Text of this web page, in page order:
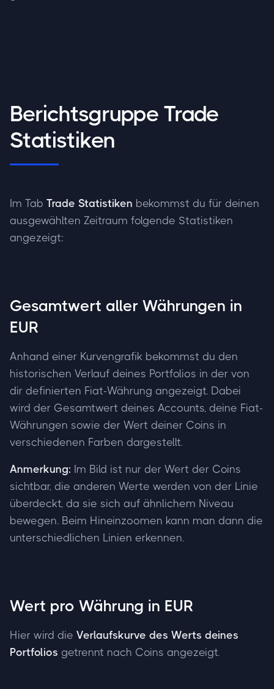
Berichtsgruppe Trade
Statistiken
Im Tab Trade Statistiken bekommst du für deinen
ausgewählten Zeitraum folgende Statistiken
angezeigt:
Gesamtwert aller Währungen in
EUR
Anhand einer Kurvengrafik bekommst du den
historischen Verlauf deines Portfolios in der von
dir definierten Fiat-Währung angezeigt. Dabei
wird der Gesamtwert deines Accounts, deine Fiat-
Währungen sowie der Wert deiner Coins in
verschiedenen Farben dargestellt.
Anmerkung: Im Bild ist nur der Wert der Coins
sichtbar, die anderen Werte werden von der Linie
überdeckt, da sie sich auf ähnlichem Niveau
bewegen. Beim Hineinzoomen kann man dann die
unterschiedlichen Linien erkennen.
Wert pro Währung in EUR
Hier wird die Verlaufskurve des Werts deines
Portfolios getrennt nach Coins angezeigt.